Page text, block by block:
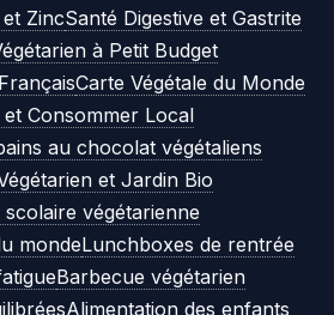
ZincSanté Digestive et Gastrite
à Petit Budget
Carte Végétale du Monde
Consommer Local
au chocolat végétaliens
et Jardin Bio
scolaire végétarienne
mondeLunchboxes de rentrée
Barbecue végétarien
Alimentation des enfants